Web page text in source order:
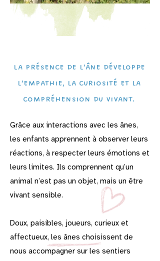
Grâce aux interactions avec les ânes,
les enfants apprennent à observer leurs
réactions, à respecter leurs émotions et
leurs limites. Ils comprennent qu’un
animal n’est pas un objet, mais un être
vivant sensible.
​Doux, paisibles, joueurs, curieux et
affectueux, les ânes choisissent de
nous accompagner sur les sentiers
La présence de l’âne développe
l’empathie, la curiosité et la
compréhension du vivant.